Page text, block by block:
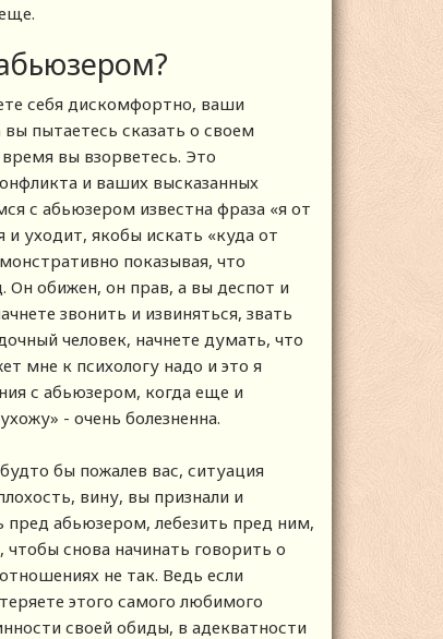
себя дискомфортно, ваши
пытаетесь сказать о своем
вы взорветесь. Это
и ваших высказанных
с абьюзером известна фраза «я от
уходит, якобы искать «куда от
показывая, что
Он обижен, он прав, а вы деспот и
звонить и извиняться, звать
человек, начнете думать, что
мне к психологу надо и это я
с абьюзером, когда еще и
- очень болезненна.
бы пожалев вас, ситуация
вину, вы признали и
пред абьюзером, лебезить пред ним,
чтобы снова начинать говорить о
не так. Ведь если
этого самого любимого
своей обиды, в адекватности